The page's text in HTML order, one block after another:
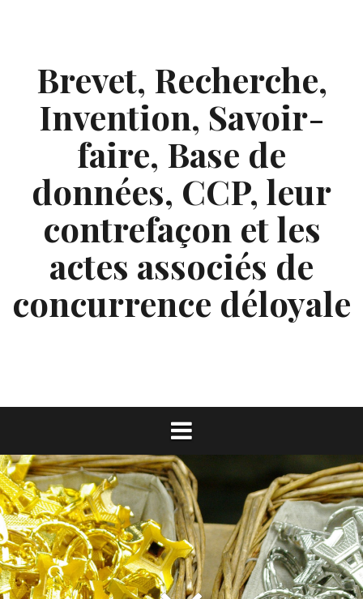
Brevet, Recherche,
Invention, Savoir-
faire, Base de
données, CCP, leur
contrefaçon et les
actes associés de
concurrence déloyale